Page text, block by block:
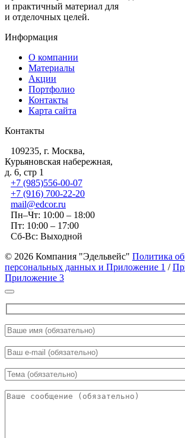
и практичный материал для
и отделочных целей.
Информация
О компании
Материалы
Акции
Портфолио
Контакты
Карта сайта
Контакты
109235, г. Москва,
Курьяновская набережная,
д. 6, стр 1
+7 (985)556-00-07
+7 (916) 700-22-20
mail@edcor.ru
Пн–Чт: 10:00 – 18:00
Пт: 10:00 – 17:00
Сб-Вс: Выходной
© 2026 Компания "Эдельвейс" Политика
персональных данных и Приложение 1 /
Приложение 3